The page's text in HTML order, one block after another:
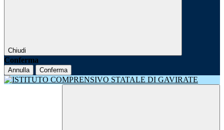
Chiudi
Conferma
Annulla Conferma